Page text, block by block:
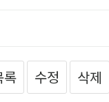
록 수정 삭제